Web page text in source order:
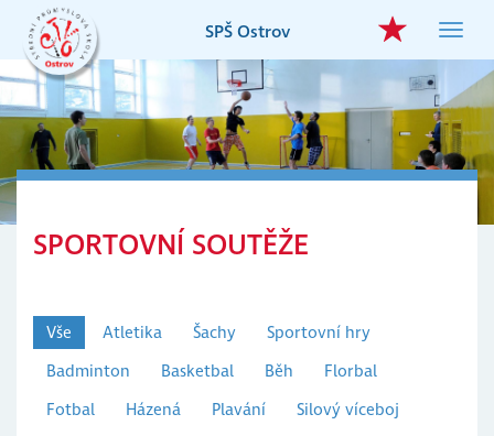
Přejít
hlavnímu
obsahu
SPŠ Ostrov
SPORTOVNÍ SOUTĚŽE
Vše Atletika Šachy
Sportovní hry
Badminton
Basketbal Běh
Florbal
Fotbal
Házená Plavání
Silový víceboj